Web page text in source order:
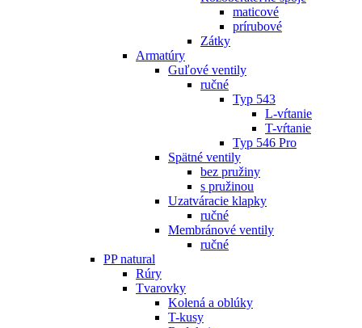
maticové
prírubové
Zátky
Armatúry
Guľové ventily
ručné
Typ 543
L-vŕtanie
T-vŕtanie
Typ 546 Pro
Spätné ventily
bez pružiny
s pružinou
Uzatváracie klapky
ručné
Membránové ventily
ručné
PP natural
Rúry
Tvarovky
Kolená a oblúky
T-kusy